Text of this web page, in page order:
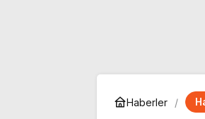
Haberler